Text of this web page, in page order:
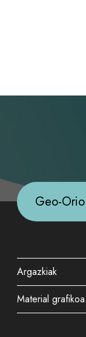
Geo-Orio
Argazkiak
Material grafikoa